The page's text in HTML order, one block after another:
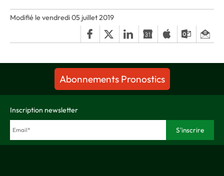
Modifié le vendredi 05 juillet 2019
Abonnements Pronostics
Inscription newsletter